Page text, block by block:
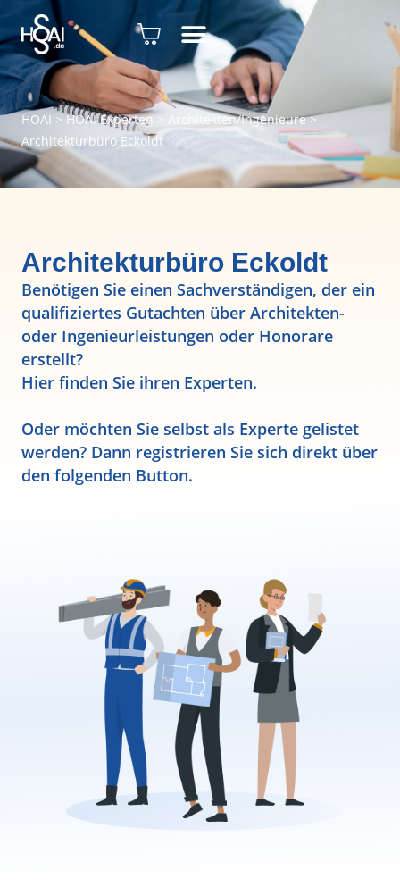
HOAI > HOAI Experten> Architekten/Ingenieure>
Architekturbüro Eckoldt
Architekturbüro Eckoldt
Benötigen Sie einen Sachverständigen, der ein
qualifiziertes Gutachten über Architekten-
oder Ingenieurleistungen oder Honorare
erstellt?
Hier finden Sie ihren Experten.
Oder möchten Sie selbst als Experte gelistet
werden? Dann registrieren Sie sich direkt über
den folgenden Button.